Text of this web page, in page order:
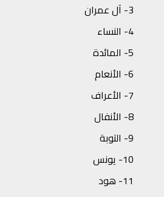
3- آل عمران
4- النساء
5- المائدة
6- الأنعام
7- الأعراف
8- الأنفال
9- التوبة
10- يونس
11- هود